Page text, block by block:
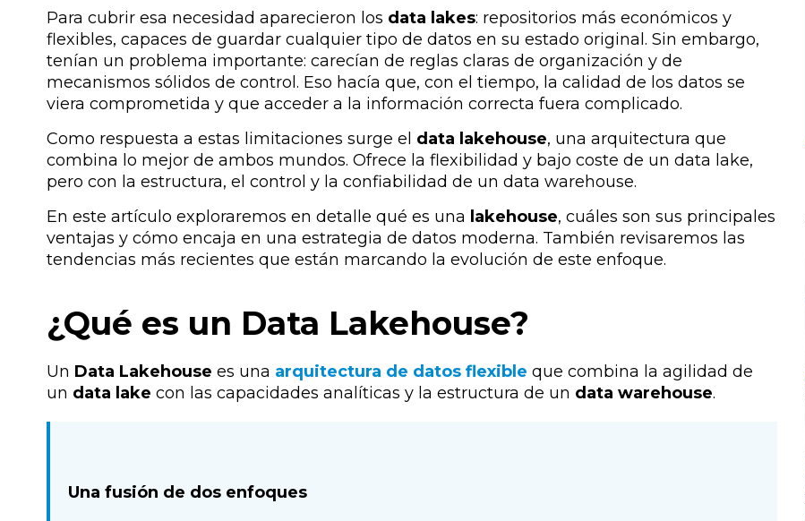
Para cubrir esa necesidad aparecieron los data lakes: repositorios más económicos y
flexibles, capaces de guardar cualquier tipo de datos en su estado original. Sin embargo,
tenían un problema importante: carecían de reglas claras de organización y de
mecanismos sólidos de control. Eso hacía que, con el tiempo, la calidad de los datos se
viera comprometida y que acceder a la información correcta fuera complicado.
Como respuesta a estas limitaciones surge el data lakehouse, una arquitectura que
combina lo mejor de ambos mundos. Ofrece la flexibilidad y bajo coste de un data lake,
pero con la estructura, el control y la confiabilidad de un data warehouse.
En este artículo exploraremos en detalle qué es una lakehouse, cuáles son sus principales
ventajas y cómo encaja en una estrategia de datos moderna. También revisaremos las
tendencias más recientes que están marcando la evolución de este enfoque.
¿Qué es un Data Lakehouse?
Un Data Lakehouse es una arquitectura de datos flexible que combina la agilidad de
un data lake con las capacidades analíticas y la estructura de un data warehouse.
Una fusión de dos enfoques